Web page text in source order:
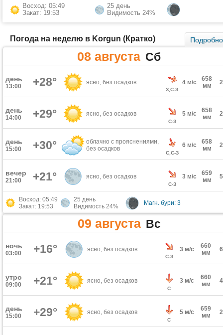
Восход: 05:49
Закат: 19:53
25 день
Видимость 24%
Погода на неделю в Korgun (Кратко) Подробно
08 августа Сб
день
13:00 +28° ясно, без осадков
З,С-З
4 м/с
658
мм
день
14:00 +29° ясно, без осадков
С-З
5 м/с
658
мм
день
15:00 +30°
облачно с прояснениями,
без осадков
С,С-З
6 м/с
658
мм
вечер
21:00 +21° ясно, без осадков
С-З
3 м/с
659
мм
Восход: 05:49
Закат: 19:53
25 день
Видимость 24%
Магн. бури: 3
09 августа Вс
ночь
03:00 +16° ясно, без осадков
С-З
3 м/с
660
мм
утро
09:00 +21° ясно, без осадков
С
3 м/с
660
мм
день
15:00 +29° ясно, без осадков
С
5 м/с
659
мм